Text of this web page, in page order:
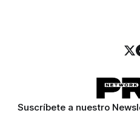
Suscríbete a nuestro